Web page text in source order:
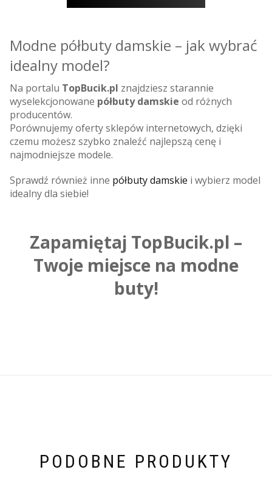
Modne półbuty damskie – jak wybrać
idealny model?
Na portalu TopBucik.pl znajdziesz starannie
wyselekcjonowane półbuty damskie od różnych
producentów.
Porównujemy oferty sklepów internetowych, dzięki
czemu możesz szybko znaleźć najlepszą cenę i
najmodniejsze modele.
Sprawdź również inne półbuty damskie i wybierz model
idealny dla siebie!
Zapamiętaj TopBucik.pl –
Twoje miejsce na modne
buty!
PODOBNE PRODUKTY